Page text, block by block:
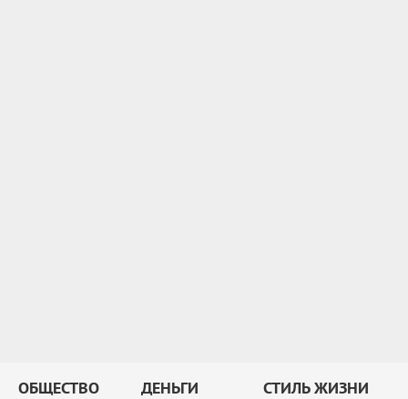
ОБЩЕСТВО ДЕНЬГИ СТИЛЬ ЖИЗНИ